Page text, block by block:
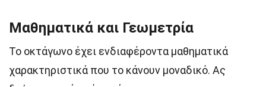
Μαθηματικά και Γεωμετρία
Το οκτάγωνο έχει ενδιαφέροντα μαθηματικά
χαρακτηριστικά που το κάνουν μοναδικό. Ας